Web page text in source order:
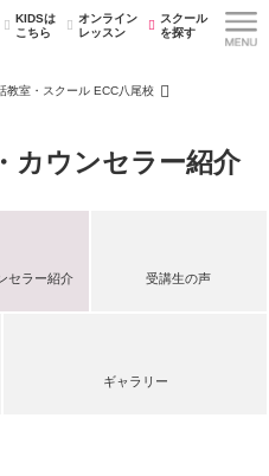
KIDSは
こちら
オンライン
レッスン
スクール
を探す
教室・スクール ECC八尾校
ウンセラー紹介
セラー紹介 受講生の声
ギャラリー